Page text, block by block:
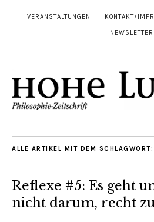
VERANSTALTUNGEN KONTAKT/
NEWSLETTER
ALLE ARTIKEL MIT DEM SCHLAGWORT:
Reflexe #5: Es geht
nicht darum, recht